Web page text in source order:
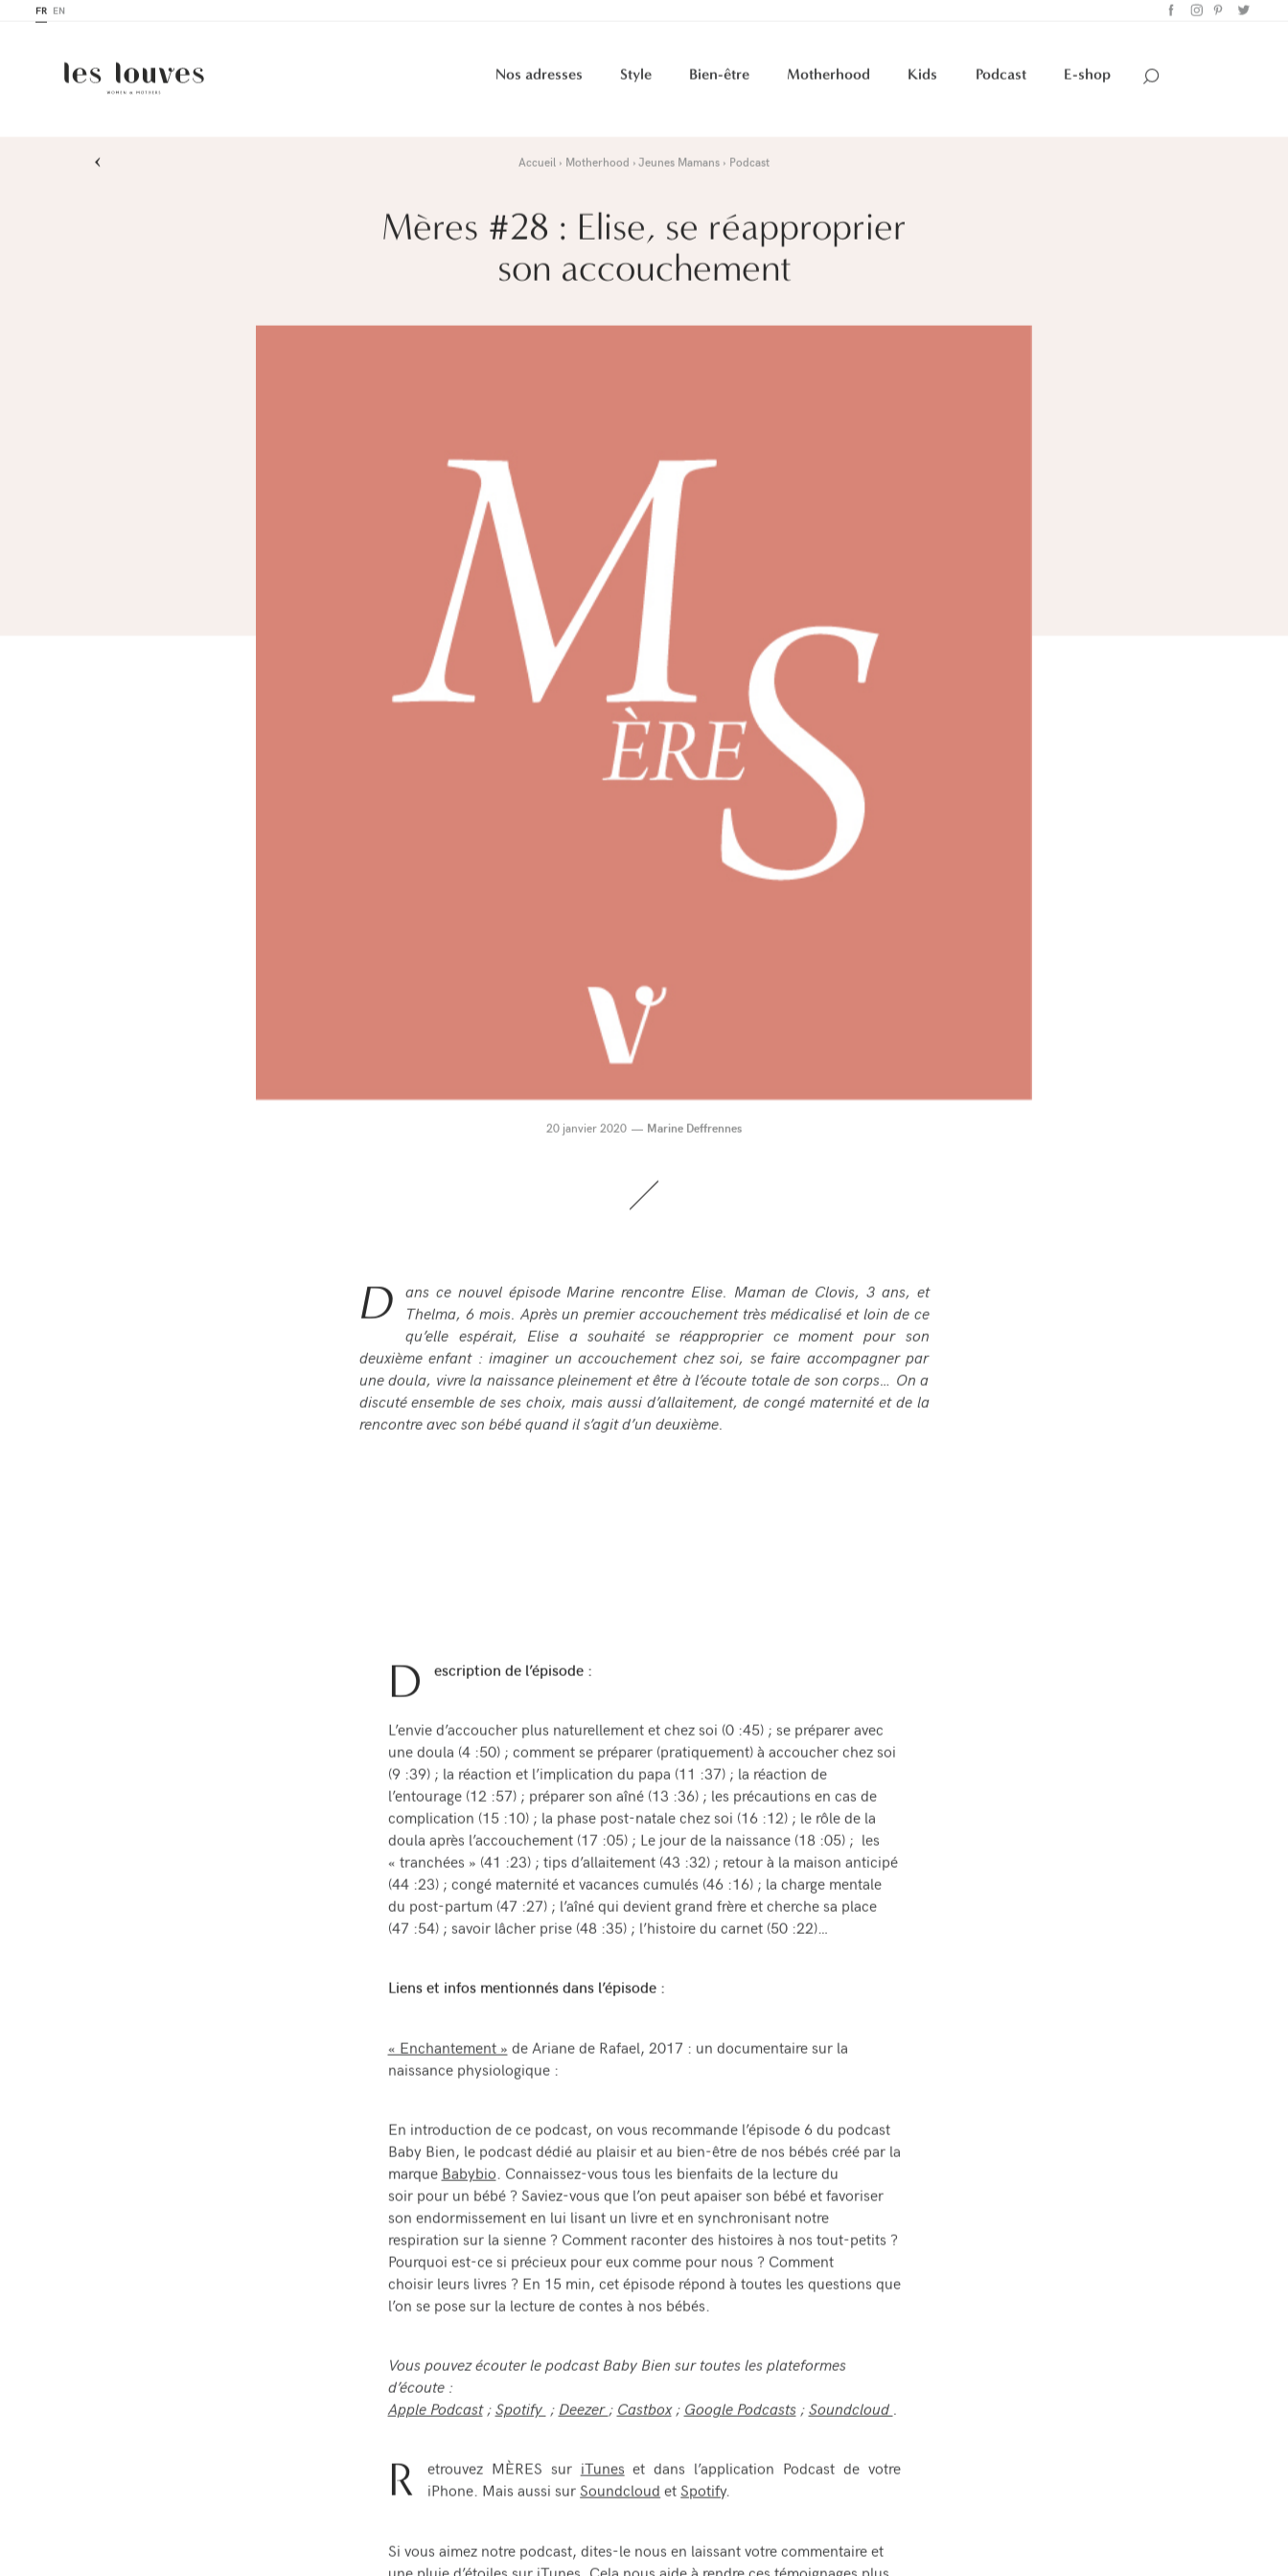
FR EN
Nos adresses Style Bien-être Motherhood Kids Podcast E-shop
› Accueil Motherhood Jeunes Mamans Podcast
Mères #28 : Elise, se réapproprier
son accouchement
20 janvier 2020 Marine Deffrennes
D
ans ce nouvel épisode Marine rencontre Elise. Maman de Clovis, 3 ans, et
Thelma, 6 mois. Après un premier accouchement très médicalisé et loin de ce
qu’elle espérait, Elise a souhaité se réapproprier ce moment pour son
deuxième enfant : imaginer un accouchement chez soi, se faire accompagner par
une doula, vivre la naissance pleinement et être à l’écoute totale de son corps… On a
discuté ensemble de ses choix, mais aussi d’allaitement, de congé maternité et de la
rencontre avec son bébé quand il s’agit d’un deuxième.
D escription de l’épisode :
L’envie d’accoucher plus naturellement et chez soi (0 :45) ; se préparer avec
une doula (4 :50) ; comment se préparer (pratiquement) à accoucher chez soi
(9 :39) ; la réaction et l’implication du papa (11 :37) ; la réaction de
l’entourage (12 :57) ; préparer son aîné (13 :36) ; les précautions en cas de
complication (15 :10) ; la phase post-natale chez soi (16 :12) ; le rôle de la
doula après l’accouchement (17 :05) ; Le jour de la naissance (18 :05) ; les
« tranchées » (41 :23) ; tips d’allaitement (43 :32) ; retour à la maison anticipé
(44 :23) ; congé maternité et vacances cumulés (46 :16) ; la charge mentale
du post-partum (47 :27) ; l’aîné qui devient grand frère et cherche sa place
(47 :54) ; savoir lâcher prise (48 :35) ; l’histoire du carnet (50 :22)…
Liens et infos mentionnés dans l’épisode :
« Enchantement »de Ariane de Rafael, 2017 : un documentaire sur la
naissance physiologique :
En introduction de ce podcast, on vous recommande l’épisode 6 du podcast
Baby Bien, le podcast dédié au plaisir et au bien-être de nos bébés créé par la
marqueBabybio. Connaissez-vous tous les bienfaits de la lecture du
soir pour un bébé ? Saviez-vous que l’on peut apaiser son bébé et favoriser
son endormissement en lui lisant un livre et en synchronisant notre
respiration sur la sienne ? Comment raconter des histoires à nos tout-petits ?
Pourquoi est-ce si précieux pour eux comme pour nous ? Comment
choisir leurs livres ? En 15 min, cet épisode répond à toutes les questions que
l’on se pose sur la lecture de contes à nos bébés.
Vous pouvez écouter le podcast Baby Bien sur toutes les plateformes
d’écoute :
Apple Podcast;Spotify;Deezer;Castbox;Google Podcasts;Soundcloud.
R etrouvez MÈRES suriTuneset dans l’application Podcast de votre
iPhone. Mais aussi surSoundcloudetSpotify.
Si vous aimez notre podcast, dites-le nous en laissant votre commentaire et